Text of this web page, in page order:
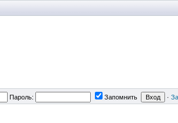
Пароль: Запомнить ·